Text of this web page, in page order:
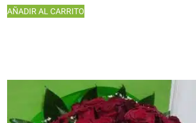
AÑADIR AL CARRITO